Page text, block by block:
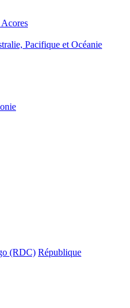
Pacifique et Océanie
(RDC) République